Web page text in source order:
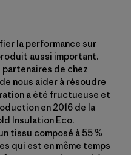
la performance sur
aussi important.
de chez
nous aider à résoudre
a été fructueuse et
en 2016 de la
Insulation Eco.
tissu composé à 55 %
qui est en même temps